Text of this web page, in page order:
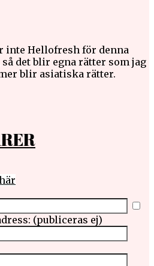
inte Hellofresh för denna
det blir egna rätter som jag
blir asiatiska rätter.
(publiceras ej)